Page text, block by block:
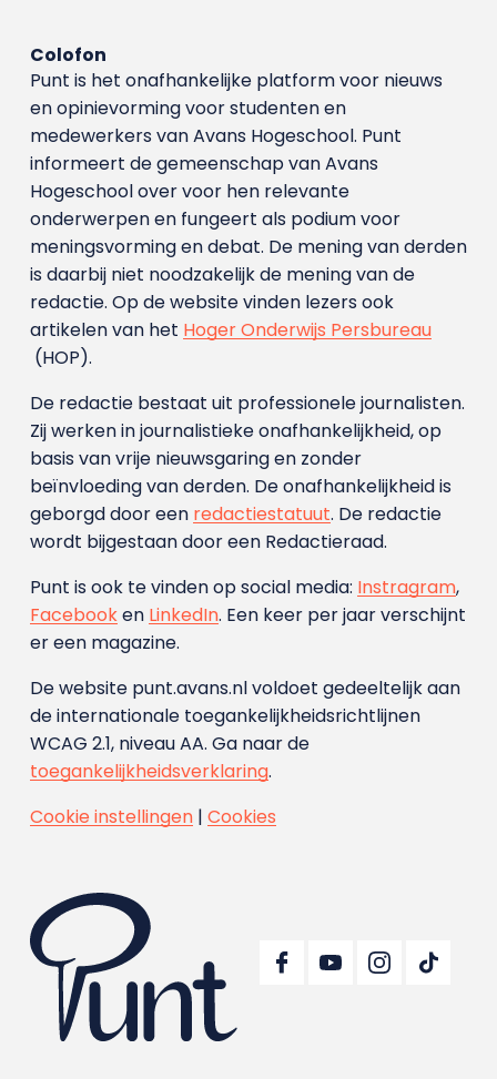
Colofon
Punt is het onafhankelijke platform voor nieuws
en opinievorming voor studenten en
medewerkers van Avans Hoge­school. Punt
informeert de gemeenschap van Avans
Hogeschool over voor hen relevante
onderwerpen en fungeert als podium voor
meningsvorming en debat. De mening van derden
is daarbij niet noodzakelijk de mening van de
redactie. Op de website vinden lezers ook
artikelen van het Hoger Onderwijs Persbureau
(HOP).
De redactie bestaat uit professionele journalisten.
Zij werken in journalistieke onafhankelijkheid, op
basis van vrije nieuwsgaring en zonder
beïnvloeding van derden. De onafhankelijkheid is
geborgd door een redactiestatuut. De redactie
wordt bijgestaan door een Redactieraad.
Punt is ook te vinden op social media: Instragram,
Facebooken LinkedIn. Een keer per jaar verschijnt
er een magazine.
De website punt.avans.nl voldoet gedeeltelijk aan
de internationale toegankelijkheidsrichtlijnen
WCAG 2.1, niveau AA. Ga naar de
toegankelijkheidsverklaring.
Cookie instellingen| Cookies